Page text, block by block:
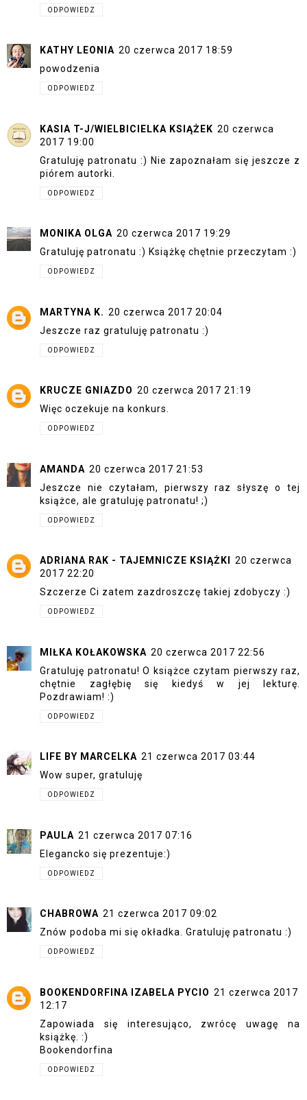
ODPOWIEDZ
KATHY LEONIA 20 czerwca 2017 18:59
powodzenia
ODPOWIEDZ
KASIA T-J/WIELBICIELKA KSIĄŻEK 20 czerwca
2017 19:00
Gratuluję patronatu :) Nie zapoznałam się jeszcze z
piórem autorki.
ODPOWIEDZ
MONIKA OLGA 20 czerwca 2017 19:29
Gratuluję patronatu :) Książkę chętnie przeczytam :)
ODPOWIEDZ
MARTYNA K. 20 czerwca 2017 20:04
Jeszcze raz gratuluję patronatu :)
ODPOWIEDZ
KRUCZE GNIAZDO 20 czerwca 2017 21:19
Więc oczekuje na konkurs.
ODPOWIEDZ
AMANDA 20 czerwca 2017 21:53
Jeszcze nie czytałam, pierwszy raz słyszę o tej
książce, ale gratuluję patronatu! ;)
ODPOWIEDZ
ADRIANA RAK - TAJEMNICZE KSIĄŻKI
20 czerwca
2017 22:20
Szczerze Ci zatem zazdroszczę takiej zdobyczy :)
ODPOWIEDZ
MIŁKA KOŁAKOWSKA 20 czerwca 2017 22:56
Gratuluję patronatu! O książce czytam pierwszy raz,
chętnie zagłębię się kiedyś w jej lekturę.
Pozdrawiam! :)
ODPOWIEDZ
LIFE BY MARCELKA 21 czerwca 2017 03:44
Wow super, gratuluję
ODPOWIEDZ
PAULA 21 czerwca 2017 07:16
Elegancko się prezentuje:)
ODPOWIEDZ
CHABROWA 21 czerwca 2017 09:02
Znów podoba mi się okładka. Gratuluję patronatu :)
ODPOWIEDZ
BOOKENDORFINA IZABELA PYCIO 21 czerwca 2017
12:17
Zapowiada się interesująco, zwrócę uwagę na
książkę. :)
Bookendorfina
ODPOWIEDZ